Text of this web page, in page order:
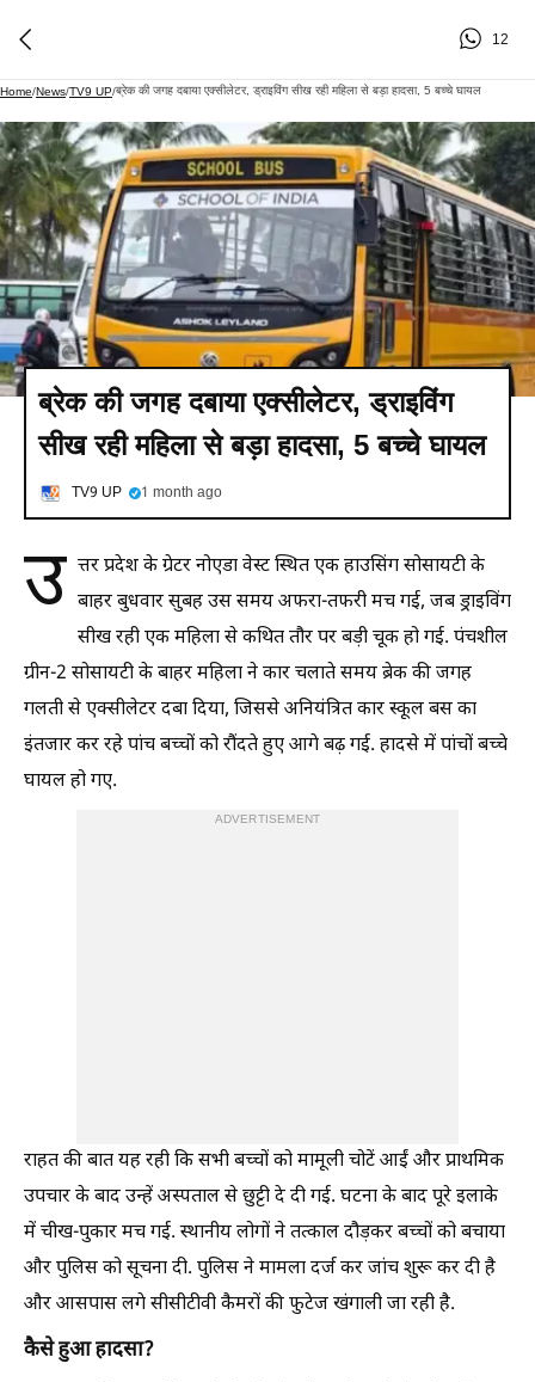
12
Home/News/TV9 UP/ब्रेक की जगह दबाया एक्सीलेटर, ड्राइविंग सीख रही महिला से बड़ा हादसा, 5 बच्चे घायल
ब्रेक की जगह दबाया एक्सीलेटर, ड्राइविंग
सीख रही महिला से बड़ा हादसा, 5 बच्चे घायल
TV9 UP 1 month ago
उ त्तर प्रदेश के ग्रेटर नोएडा वेस्ट स्थित एक हाउसिंग सोसायटी के
बाहर बुधवार सुबह उस समय अफरा-तफरी मच गई, जब ड्राइविंग
सीख रही एक महिला से कथित तौर पर बड़ी चूक हो गई. पंचशील
ग्रीन-2 सोसायटी के बाहर महिला ने कार चलाते समय ब्रेक की जगह
गलती से एक्सीलेटर दबा दिया, जिससे अनियंत्रित कार स्कूल बस का
इंतजार कर रहे पांच बच्चों को रौंदते हुए आगे बढ़ गई. हादसे में पांचों बच्चे
घायल हो गए.
ADVERTISEMENT
राहत की बात यह रही कि सभी बच्चों को मामूली चोटें आईं और प्राथमिक
उपचार के बाद उन्हें अस्पताल से छुट्टी दे दी गई. घटना के बाद पूरे इलाके
में चीख-पुकार मच गई. स्थानीय लोगों ने तत्काल दौड़कर बच्चों को बचाया
और पुलिस को सूचना दी. पुलिस ने मामला दर्ज कर जांच शुरू कर दी है
और आसपास लगे सीसीटीवी कैमरों की फुटेज खंगाली जा रही है.
कैसे हुआ हादसा?